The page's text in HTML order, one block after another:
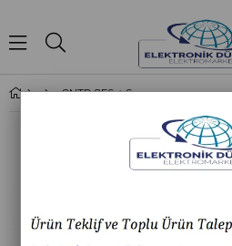
CNTD CFS-1 Saç Kablolu Pedal Switch